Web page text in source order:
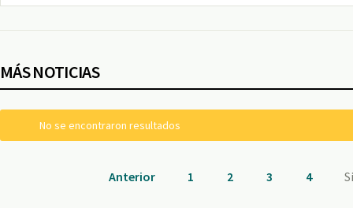
MÁS NOTICIAS
No se encontraron resultados
Anterior 1 2 3 4